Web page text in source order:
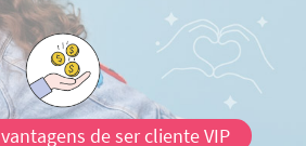
de ser cliente VIP